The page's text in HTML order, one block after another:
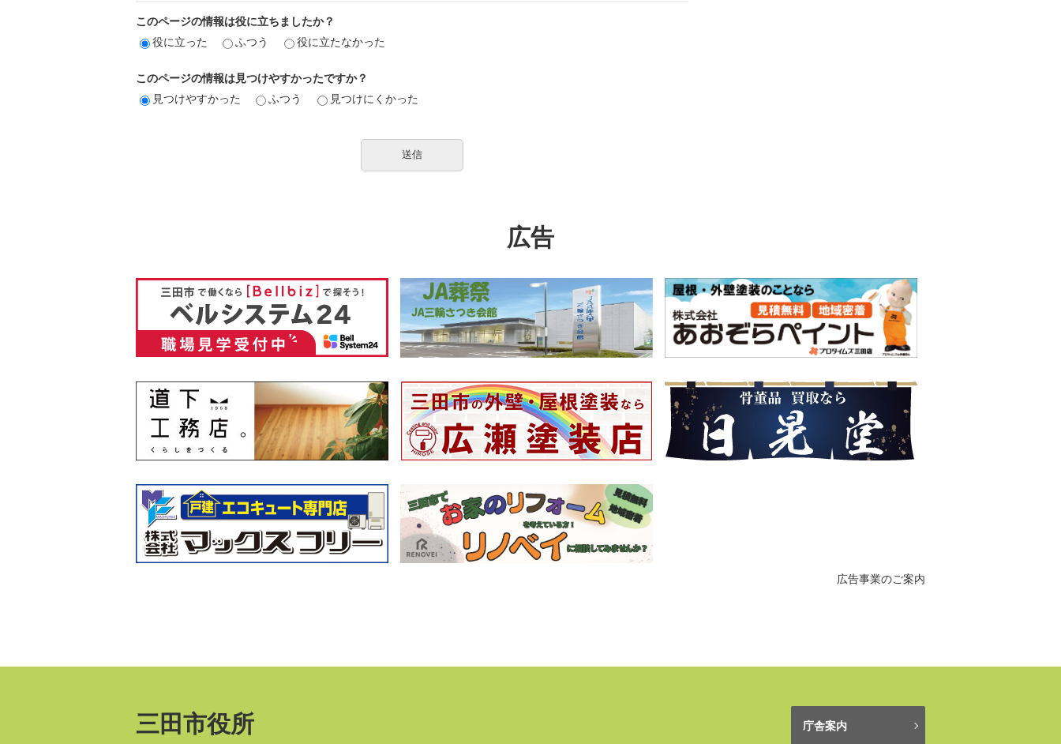
このページの情報は役に立ちましたか？
役に立った
ふつう 役に立たなかった
このページの情報は見つけやすかったですか？
見つけやすかった
ふつう 見つけにくかった
広告
広告事業のご案内
三田市役所 庁舎案内